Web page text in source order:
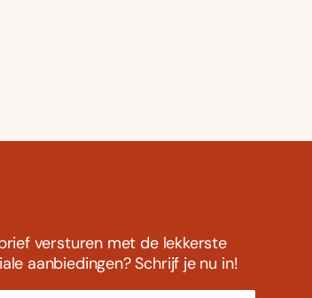
versturen met de lekkerste
aanbiedingen? Schrijf je nu in!